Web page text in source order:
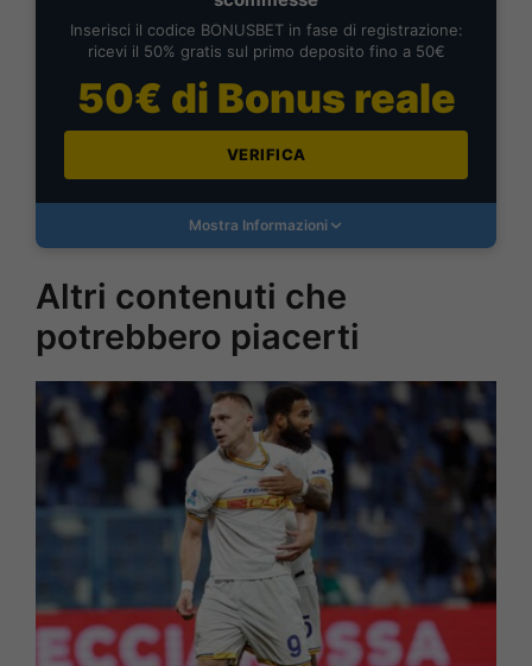
Inserisci il codice BONUSBET in fase di registrazione:
ricevi il 50% gratis sul primo deposito fino a 50€
50€ di Bonus reale
VERIFICA
Mostra Informazioni
Altri contenuti che
potrebbero piacerti